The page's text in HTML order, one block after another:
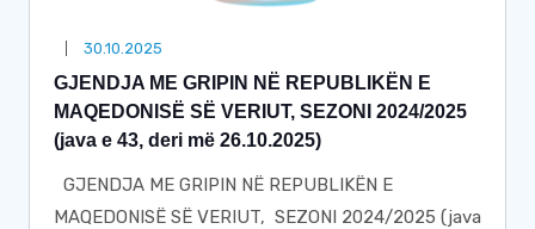
30.10.2025
GJENDJA ME GRIPIN NË REPUBLIKËN E
MAQEDONISË SË VERIUT, SEZONI 2024/2025
(java e 43, deri më 26.10.2025)
GJENDJA ME GRIPIN NË REPUBLIKËN E
MAQEDONISË SË VERIUT, SEZONI 2024/2025 (java